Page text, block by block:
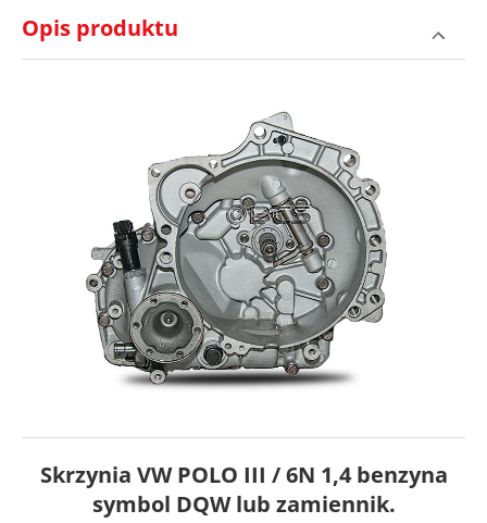
Opis produktu
Skrzynia VW POLO III / 6N 1,4 benzyna
symbol DQW lub zamiennik.